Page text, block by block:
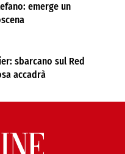
emerge un
sbarcano sul Red
accadrà